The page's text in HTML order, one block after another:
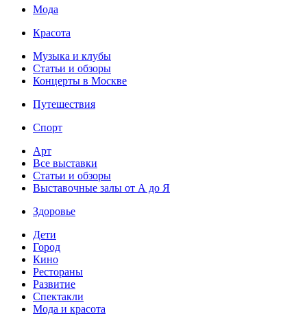
Мода
Красота
Музыка и клубы
Статьи и обзоры
Концерты в Москве
Путешествия
Спорт
Арт
Все выставки
Статьи и обзоры
Выставочные залы от А до Я
Здоровье
Дети
Город
Кино
Рестораны
Развитие
Спектакли
Мода и красота